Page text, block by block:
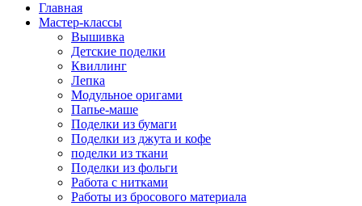
Главная
Мастер-классы
Вышивка
Детские поделки
Квиллинг
Лепка
Модульное оригами
Папье-маше
Поделки из бумаги
Поделки из джута и кофе
поделки из ткани
Поделки из фольги
Работа с нитками
Работы из бросового материала